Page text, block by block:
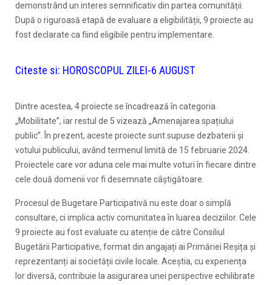
demonstrând un interes semnificativ din partea comunității.
După o riguroasă etapă de evaluare a eligibilității, 9 proiecte au
fost declarate ca fiind eligibile pentru implementare.
Citeste si: HOROSCOPUL ZILEI-6 AUGUST
Dintre acestea, 4 proiecte se încadrează în categoria
„Mobilitate”, iar restul de 5 vizează „Amenajarea spațiului
public”. În prezent, aceste proiecte sunt supuse dezbaterii și
votului publicului, având termenul limită de 15 februarie 2024.
Proiectele care vor aduna cele mai multe voturi în fiecare dintre
cele două domenii vor fi desemnate câștigătoare.
Procesul de Bugetare Participativă nu este doar o simplă
consultare, ci implica activ comunitatea în luarea deciziilor. Cele
9 proiecte au fost evaluate cu atenție de către Consiliul
Bugetării Participative, format din angajați ai Primăriei Reșița și
reprezentanți ai societății civile locale. Aceștia, cu experiența
lor diversă, contribuie la asigurarea unei perspective echilibrate